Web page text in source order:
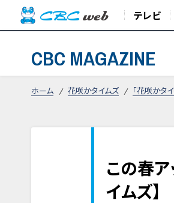
テレビ
CBC MAGAZINE
ホーム 花咲かタイムズ 「花咲かタ
この春ア
イムズ】